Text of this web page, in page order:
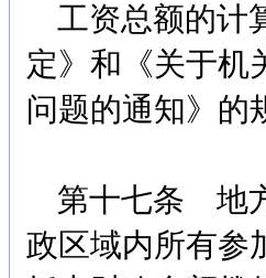
工资总额的计
定》和《关于机
问题的通知》的
第十七条 地方
政区域内所有参